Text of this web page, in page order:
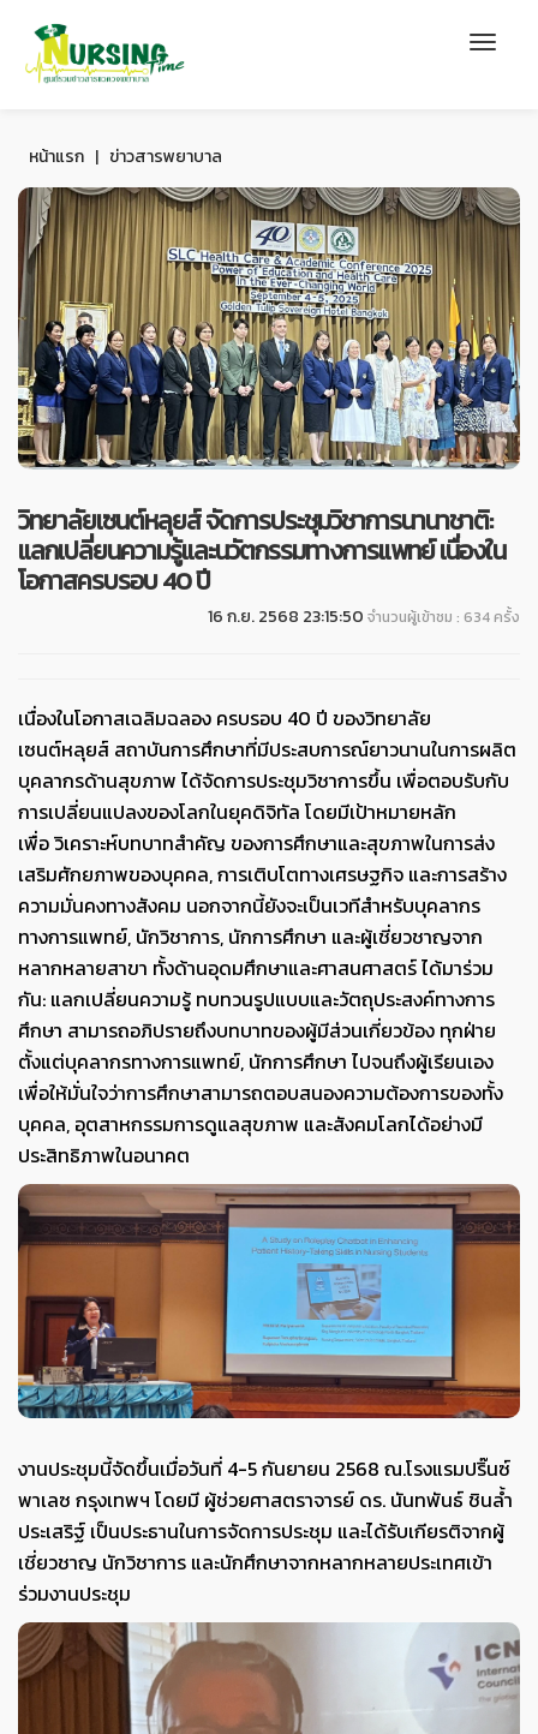
หน้าแรก | ข่าวสารพยาบาล
วิทยาลัยเซนต์หลุยส์ จัดการประชุมวิชาการนานาชาติ:
แลกเปลี่ยนความรู้และนวัตกรรมทางการแพทย์ เนื่องใน
โอกาสครบรอบ 40 ปี
16 ก.ย. 2568 23:15:50 จำนวนผู้เข้าชม : 634 ครั้ง
เนื่องในโอกาสเฉลิมฉลอง ครบรอบ 40 ปี ของวิทยาลัย
เซนต์หลุยส์ สถาบันการศึกษาที่มีประสบการณ์ยาวนานในการผลิต
บุคลากรด้านสุขภาพ ได้จัดการประชุมวิชาการขึ้น เพื่อตอบรับกับ
การเปลี่ยนแปลงของโลกในยุคดิจิทัล โดยมีเป้าหมายหลัก
เพื่อ วิเคราะห์บทบาทสำคัญ ของการศึกษาและสุขภาพในการส่ง
เสริมศักยภาพของบุคคล, การเติบโตทางเศรษฐกิจ และการสร้าง
ความมั่นคงทางสังคม นอกจากนี้ยังจะเป็นเวทีสำหรับบุคลากร
ทางการแพทย์, นักวิชาการ, นักการศึกษา และผู้เชี่ยวชาญจาก
หลากหลายสาขา ทั้งด้านอุดมศึกษาและศาสนศาสตร์ ได้มาร่วม
กัน: แลกเปลี่ยนความรู้ ทบทวนรูปแบบและวัตถุประสงค์ทางการ
ศึกษา สามารถอภิปรายถึงบทบาทของผู้มีส่วนเกี่ยวข้อง ทุกฝ่าย
ตั้งแต่บุคลากรทางการแพทย์, นักการศึกษา ไปจนถึงผู้เรียนเอง
เพื่อให้มั่นใจว่าการศึกษาสามารถตอบสนองความต้องการของทั้ง
บุคคล, อุตสาหกรรมการดูแลสุขภาพ และสังคมโลกได้อย่างมี
ประสิทธิภาพในอนาคต
งานประชุมนี้จัดขึ้นเมื่อวันที่ 4-5 กันยายน 2568 ณ.โรงแรมปริ๊นซ์
พาเลซ กรุงเทพฯ โดยมี ผู้ช่วยศาสตราจารย์ ดร. นันทพันธ์ ชินล้ำ
ประเสริฐ์ เป็นประธานในการจัดการประชุม และได้รับเกียรติจากผู้
เชี่ยวชาญ นักวิชาการ และนักศึกษาจากหลากหลายประเทศเข้า
ร่วมงานประชุม